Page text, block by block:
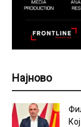
Најново